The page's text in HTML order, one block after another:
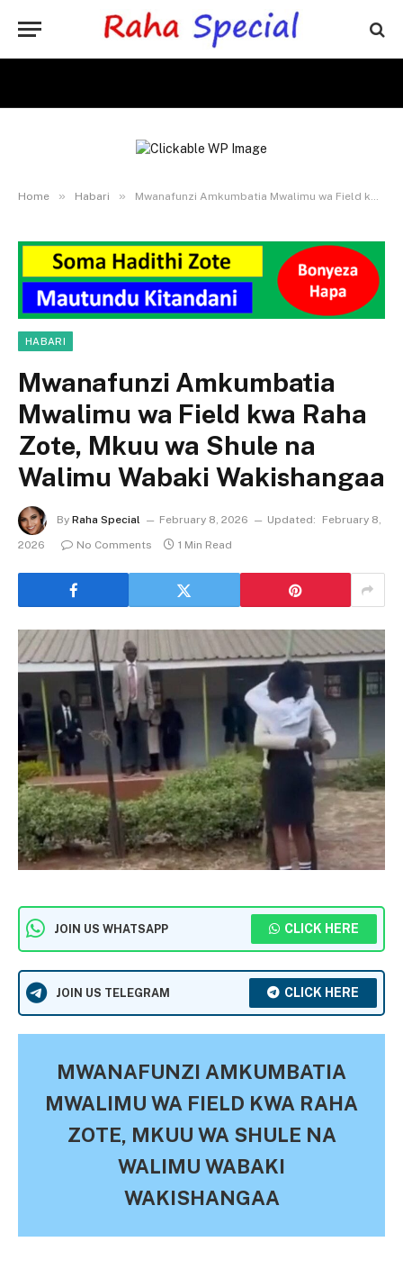
Home » Habari » Mwanafunzi Amkumbatia Mwalimu wa Field kwa Raha Zote, Mkuu wa Shule na Walimu Wabaki Wakishangaa
HABARI
Mwanafunzi Amkumbatia
Mwalimu wa Field kwa Raha
Zote, Mkuu wa Shule na
Walimu Wabaki Wakishangaa
By Raha Special February 8, 2026 Updated:
February 8,
2026
No Comments 1 Min Read
JOIN US WHATSAPP CLICK HERE
JOIN US TELEGRAM CLICK HERE
MWANAFUNZI AMKUMBATIA
MWALIMU WA FIELD KWA RAHA
ZOTE, MKUU WA SHULE NA
WALIMU WABAKI
WAKISHANGAA